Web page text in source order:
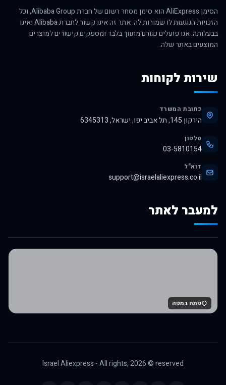
הסימן AliExpress הוא סימן מסחר רשום של חברת Alibaba Group, וכל
הזכויות הנוגעות לו שמורות לה. אתר זה אינו קשור לחברת Alibaba ואינו
בבעלותה. אנו פועלים כגורם מתווך בלבד ומספקים קישורים למוצרים
המוצעים באתר שלה.
שירות לקוחות
כתובת המשרד
הירקון 145, תל אביב יפו, ישראל, 6345313
טלפון
03-5810154
דוא"ל
support@israelaliexpress.co.il
למעבר לאתר
לרכישה באלי אקספרס
פתח במפה
Israel Aliexpress - All rights,2026© reserved